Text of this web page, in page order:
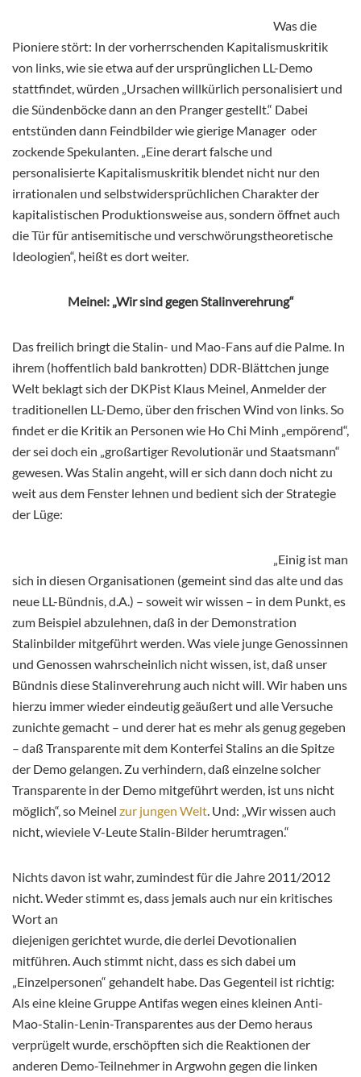
Was die
Pioniere stört: In der vorherrschenden Kapitalismuskritik
von links, wie sie etwa auf der ursprünglichen LL-Demo
stattfindet, würden „Ursachen willkürlich personalisiert und
die Sündenböcke dann an den Pranger gestellt.“ Dabei
entstünden dann Feindbilder wie gierige Manager oder
zockende Spekulanten. „Eine derart falsche und
personalisierte Kapitalismuskritik blendet nicht nur den
irrationalen und selbstwidersprüchlichen Charakter der
kapitalistischen Produktionsweise aus, sondern öffnet auch
die Tür für antisemitische und verschwörungstheoretische
Ideologien“, heißt es dort weiter.
Meinel: „Wir sind gegen Stalinverehrung“
Das freilich bringt die Stalin- und Mao-Fans auf die Palme. In
ihrem (hoffentlich bald bankrotten) DDR-Blättchen junge
Welt beklagt sich der DKPist Klaus Meinel, Anmelder der
traditionellen LL-Demo, über den frischen Wind von links. So
findet er die Kritik an Personen wie Ho Chi Minh „empörend“,
der sei doch ein „großartiger Revolutionär und Staatsmann“
gewesen. Was Stalin angeht, will er sich dann doch nicht zu
weit aus dem Fenster lehnen und bedient sich der Strategie
der Lüge:
„Einig ist man
sich in diesen Organisationen (gemeint sind das alte und das
neue LL-Bündnis, d.A.) – soweit wir wissen – in dem Punkt, es
zum Beispiel abzulehnen, daß in der Demonstration
Stalinbilder mitgeführt werden. Was viele junge Genossinnen
und Genossen wahrscheinlich nicht wissen, ist, daß unser
Bündnis diese Stalinverehrung auch nicht will. Wir haben uns
hierzu immer wieder eindeutig geäußert und alle Versuche
zunichte gemacht – und derer hat es mehr als genug gegeben
– daß Transparente mit dem Konterfei Stalins an die Spitze
der Demo gelangen. Zu verhindern, daß einzelne solcher
Transparente in der Demo mitgeführt werden, ist uns nicht
möglich“, so Meinel zur jungen Welt. Und: „Wir wissen auch
nicht, wieviele V-Leute Stalin-Bilder herumtragen.“
Nichts davon ist wahr, zumindest für die Jahre 2011/2012
nicht. Weder stimmt es, dass jemals auch nur ein kritisches
Wort an
diejenigen gerichtet wurde, die derlei Devotionalien
mitführen. Auch stimmt nicht, dass es sich dabei um
„Einzelpersonen“ gehandelt habe. Das Gegenteil ist richtig:
Als eine kleine Gruppe Antifas wegen eines kleinen Anti-
Mao-Stalin-Lenin-Transparentes aus der Demo heraus
verprügelt wurde, erschöpften sich die Reaktionen der
anderen Demo-Teilnehmer in Argwohn gegen die linken